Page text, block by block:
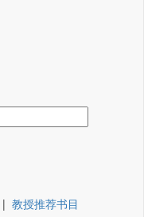
| 教授推荐书目